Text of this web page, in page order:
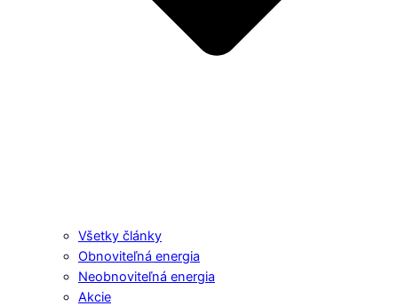
Všetky články
Obnoviteľná energia
Neobnoviteľná energia
Akcie